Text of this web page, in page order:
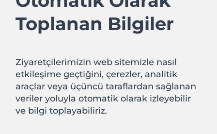
Toplanan Bilgiler
Ziyaretçilerimizin web sitemizle nasıl
etkileşime geçtiğini, çerezler, analitik
araçlar veya üçüncü taraflardan sağlanan
veriler yoluyla otomatik olarak izleyebilir
ve bilgi toplayabiliriz.